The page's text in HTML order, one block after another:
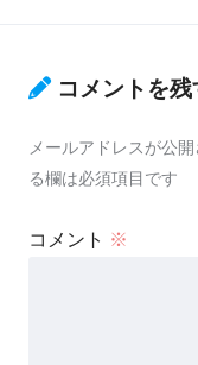
コメントを残
メールアドレスが公
る欄は必須項目です
コメント ※